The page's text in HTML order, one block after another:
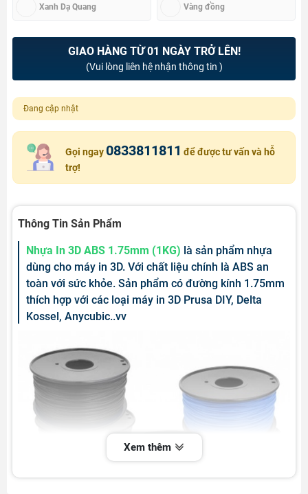
Xanh Dạ Quang Vàng đồng
GIAO HÀNG TỪ 01 NGÀY TRỞ LÊN!
(Vui lòng liên hệ nhận thông tin )
Đang cập nhật
Gọi ngay 0833811811 để được tư vấn và hỗ
trợ!
Thông Tin Sản Phẩm
Nhựa In 3D ABS 1.75mm (1KG) là sản phẩm nhựa
dùng cho máy in 3D. Với chất liệu chính là ABS an
toàn với sức khỏe. Sản phẩm có đường kính 1.75mm
thích hợp với các loại máy in 3D Prusa DIY, Delta
Kossel, Anycubic..vv
Xem thêm